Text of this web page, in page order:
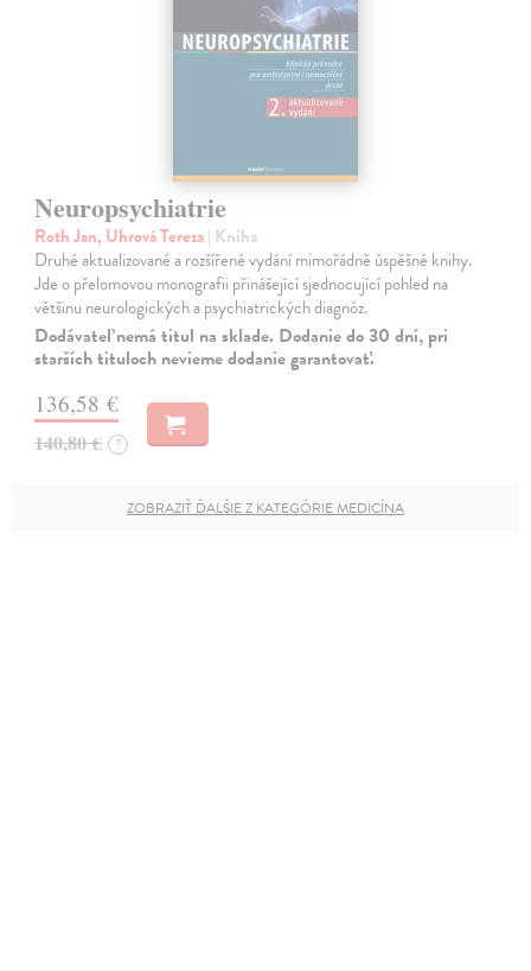
Neuropsychiatrie
Roth Jan, Uhrová Tereza| Kniha
Druhé aktualizované a rozšířené vydání mimořádně úspěšné knihy.
Jde o přelomovou monografii přinášející sjednocující pohled na
většinu neurologických a psychiatrických diagnóz.
Dodávateľ nemá titul na sklade. Dodanie do 30 dní, pri
starších tituloch nevieme dodanie garantovať.
136,58 €
140,80 € ?
ZOBRAZIŤ ĎALŠIE Z KATEGÓRIE MEDICÍNA